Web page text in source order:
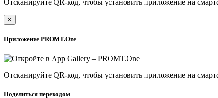
Отсканируйте QR-код, чтобы установить приложение на
×
Приложение PROMT.One
Отсканируйте QR-код, чтобы установить приложение на
Поделиться переводом